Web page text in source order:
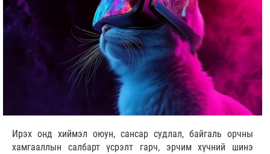
Ирэх онд хиймэл оюун, сансар судлал, байгаль орчны
хамгааллын салбарт үсрэлт гарч, эрчим хүчний шинэ